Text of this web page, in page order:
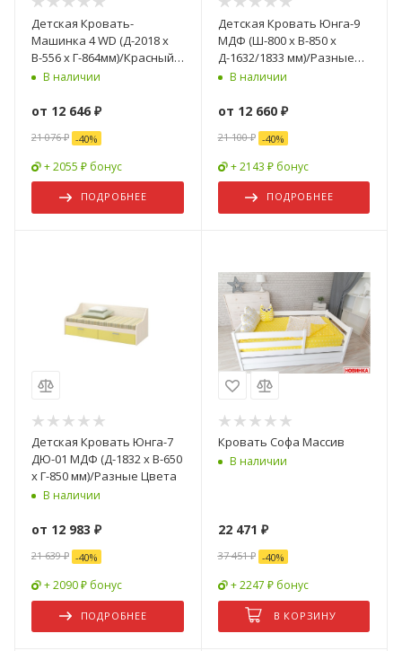
Детская Кровать-
Машинка 4 WD (Д-2018 х
В-556 х Г-864мм)/Красный
или Синий
В наличии
от 12 646 ₽
21 076 ₽ -40%
+ 2055 ₽ бонус
ПОДРОБНЕЕ
Детская Кровать Юнга-9
МДФ (Ш-800 x В-850 x
Д-1632/1833 мм)/Разные
Цвета
В наличии
от 12 660 ₽
21 100 ₽ -40%
+ 2143 ₽ бонус
ПОДРОБНЕЕ
Детская Кровать Юнга-7
ДЮ-01 МДФ (Д-1832 x В-650
x Г-850 мм)/Разные Цвета
В наличии
от 12 983 ₽
21 639 ₽ -40%
+ 2090 ₽ бонус
ПОДРОБНЕЕ
Кровать Софа Массив
В наличии
22 471 ₽
37 451₽ -40%
+ 2247 ₽ бонус
В КОРЗИНУ